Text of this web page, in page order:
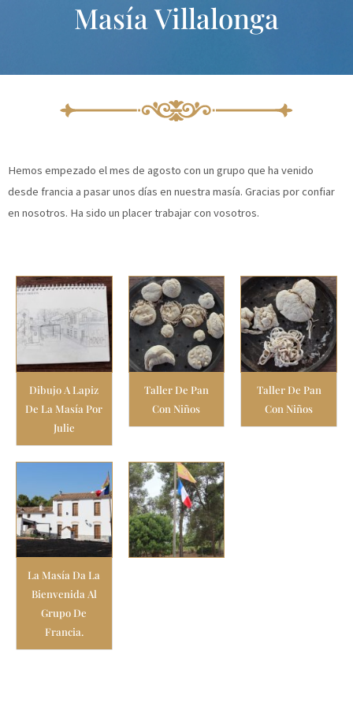
Masía Villalonga
Hemos empezado el mes de agosto con un grupo que ha venido
desde francia a pasar unos días en nuestra masía. Gracias por confiar
en nosotros. Ha sido un placer trabajar con vosotros.
Dibujo A Lapiz
De La Masía Por
Julie
Taller De Pan
Con Niños
Taller De Pan
Con Niños
La Masía Da La
Bienvenida Al
Grupo De
Francia.